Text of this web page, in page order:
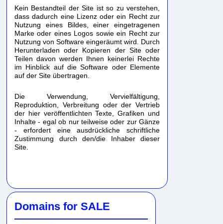
Kein Bestandteil der Site ist so zu verstehen,
dass dadurch eine Lizenz oder ein Recht zur
Nutzung eines Bildes, einer eingetragenen
Marke oder eines Logos sowie ein Recht zur
Nutzung von Software eingeräumt wird. Durch
Herunterladen oder Kopieren der Site oder
Teilen davon werden Ihnen keinerlei Rechte
im Hinblick auf die Software oder Elemente
auf der Site übertragen.
Die Verwendung, Vervielfältigung,
Reproduktion, Verbreitung oder der Vertrieb
der hier veröffentlichten Texte, Grafiken und
Inhalte - egal ob nur teilweise oder zur Gänze
- erfordert eine ausdrückliche schriftliche
Zustimmung durch den/die Inhaber dieser
Site.
Domains for SALE